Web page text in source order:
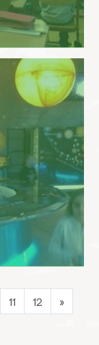
11 12 »